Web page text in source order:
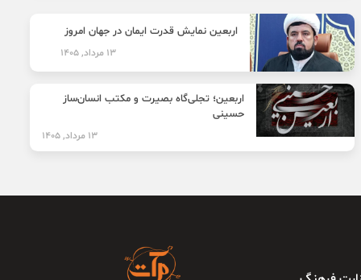
اربعین نمایش قدرت ایمان در جهان امروز
13 مرداد, 1405
اربعین؛ تجلی‌گاه بصیرت و مکتب انسان‌ساز
حسینی
13 مرداد, 1405